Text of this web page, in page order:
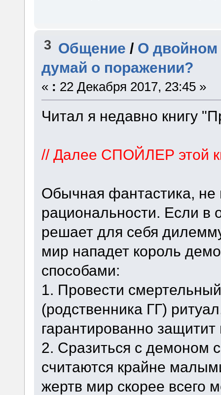
3 Общение / О двойном
думай о поражении?
« : 22 Декабря 2017, 23:45 »
Читал я недавно книгу
// Далее СПОЙЛЕР этой
Обычная фантастика,
рациональности. Если в
решает для себя
мир нападет король
способами:
1. Провести
(родственника ГГ)
гарантированно
2. Сразиться с демоном
считаются крайне
жертв мир скорее всего